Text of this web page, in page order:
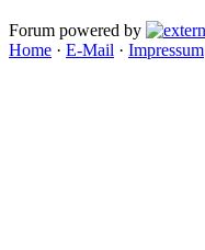
Forum powered by
Home · E-Mail · Impressum